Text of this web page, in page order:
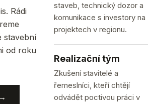
Rádi
stavební
od roku
staveb, technický dozor a
komunikace s investory na
projektech v regionu.
Realizační tým
Zkušení stavitelé a
řemeslníci, kteří chtějí
odvádět poctivou práci v